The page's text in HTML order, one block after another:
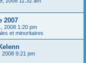
2007
2008 1:20 pm
et minoritaires
2008 9:21 pm